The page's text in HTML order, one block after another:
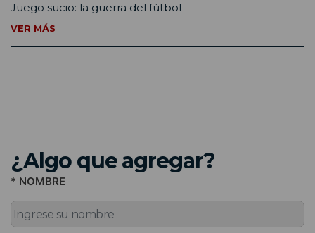
Juego sucio: la guerra del fútbol
VER MÁS
¿Algo que agregar?
* NOMBRE